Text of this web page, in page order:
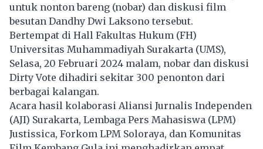
untuk nonton bareng (nobar) dan diskusi film
besutan Dandhy Dwi Laksono tersebut.
Bertempat di Hall Fakultas Hukum (FH)
Universitas Muhammadiyah Surakarta (UMS),
Selasa, 20 Februari 2024 malam, nobar dan diskusi
Dirty Vote dihadiri sekitar 300 penonton dari
berbagai kalangan.
Acara hasil kolaborasi Aliansi Jurnalis Independen
(AJI) Surakarta, Lembaga Pers Mahasiswa (LPM)
Justissica, Forkom LPM Soloraya, dan Komunitas